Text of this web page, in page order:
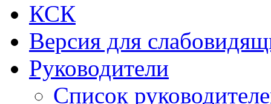
КСК
Версия для
Руководители
Список